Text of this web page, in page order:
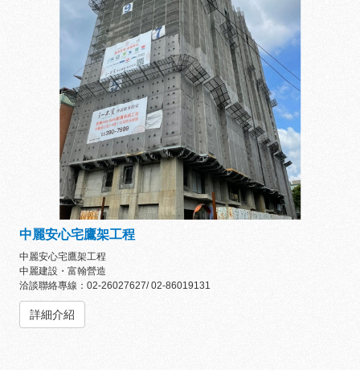
中麗安心宅鷹架工程
中麗安心宅鷹架工程
中麗建設・富翰營造
洽談聯絡專線：02-26027627/ 02-86019131
詳細介紹